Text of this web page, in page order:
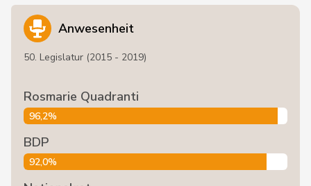
Anwesenheit
50. Legislatur (2015 - 2019)
Rosmarie Quadranti
96,2%
BDP
92,0%